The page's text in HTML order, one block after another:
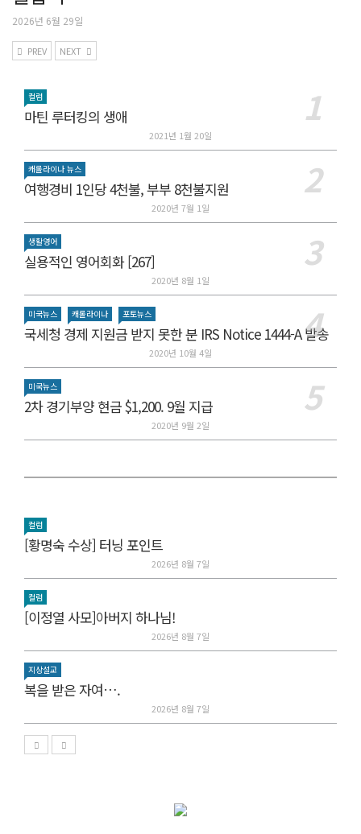
2026년 6월 29일
PREV NEXT
컬럼
마틴 루터킹의 생애
2021년 1월 20일
캐롤라이나 뉴스
여행경비 1인당 4천불, 부부 8천불지원
2020년 7월 1일
생활영어
실용적인 영어회화 [267]
2020년 8월 1일
미국뉴스 캐롤라이나 포토뉴스
국세청 경제 지원금 받지 못한 분 IRS Notice 1444-A 발송
2020년 10월 4일
미국뉴스
2차 경기부양 현금 $1,200. 9월 지급
2020년 9월 2일
컬럼
[황명숙 수상] 터닝 포인트
2026년 8월 7일
컬럼
[이정열 사모]아버지 하나님!
2026년 8월 7일
지상설교
복을 받은 자여….
2026년 8월 7일